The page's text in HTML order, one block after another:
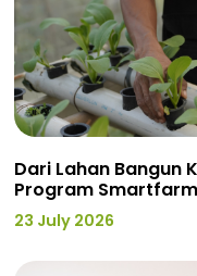
Dari Lahan Bangun
Program
23 July 2026